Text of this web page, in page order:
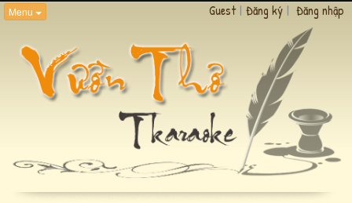
Menu Guest | Đăng ký | Đăng nhập